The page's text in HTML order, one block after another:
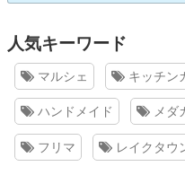
人気キーワード
マルシェ キッチン
ハンドメイド メダ
フリマ レイクタウ